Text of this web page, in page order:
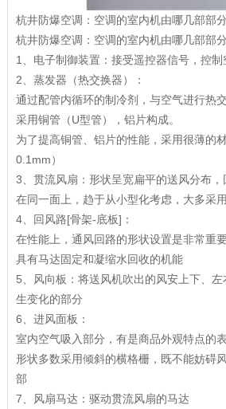
杭井防爆空调：空调的室内机由哪几部部
杭井防爆空调：空调的室内机由哪几部部
1、电子制御装置：接受遥控器信号，控
2、蒸发器（热交换器）：
通过配管内循环的制冷剂，与空气进行热交
采用铜管（U型管），铝片构成。
为了提高铜管、铝片的性能，采用很薄的
0.1mm）
3、贯流风扇：形状呈宽扁平的送风分布
在同一面上，趋于从小型化考虑，大多采
4、回风路[骨架-底板]：
在性能上，通风回路的形状设置是非常重
具有马达固定和凝缩水回收的机能
5、风向板：将送风机吹出的风安上下、
生变化的部分
6、进风面板：
室内空气吸入部分，有是商品外观特点的
形状多数采用倾斜的横格栅，既不能妨碍
部
7、风扇马达：驱动贯流风扇的马达